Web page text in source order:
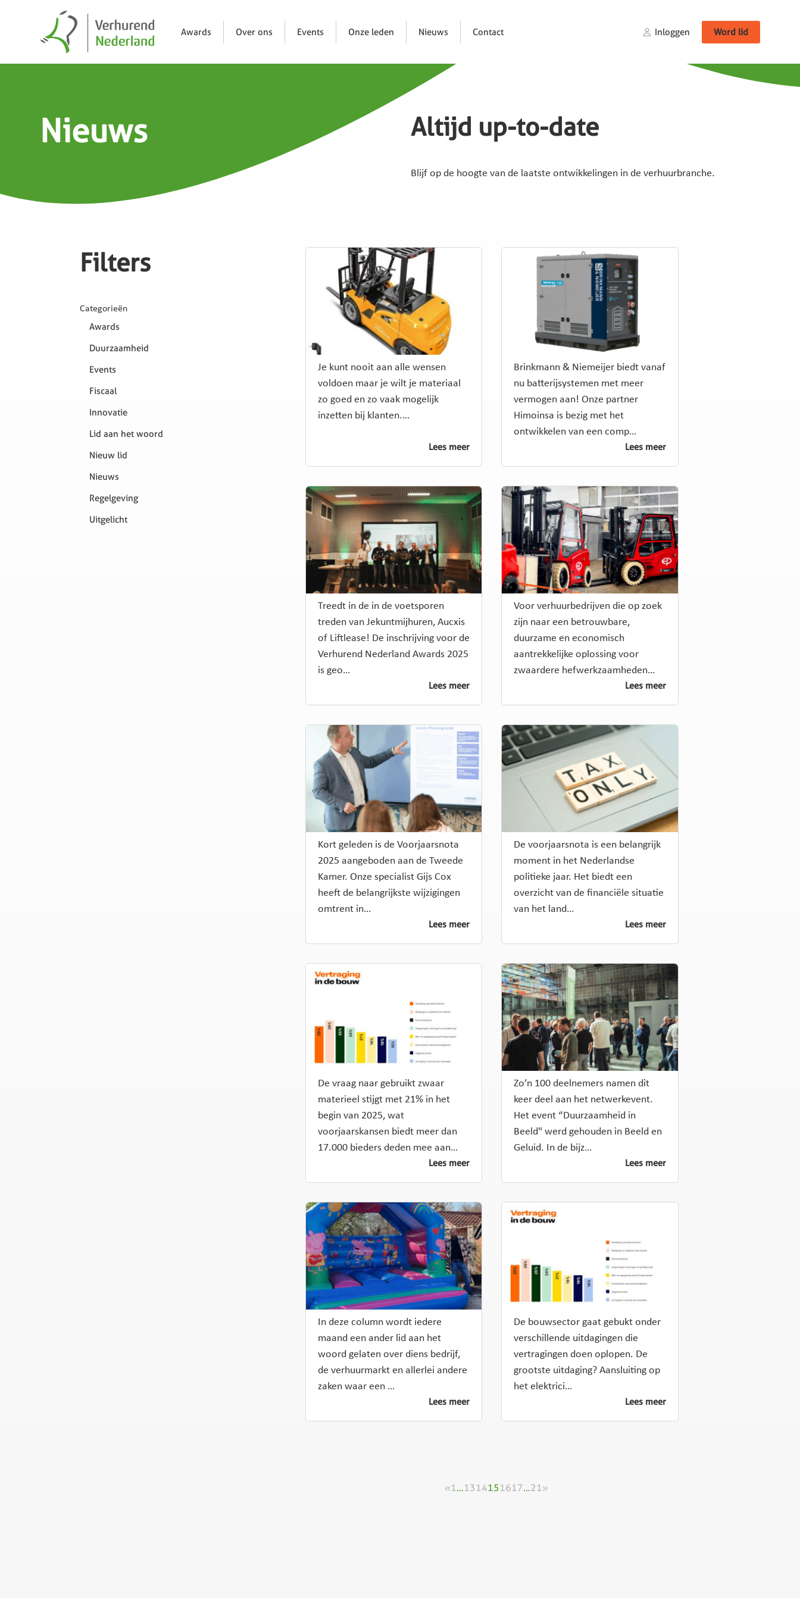
Awards Over ons Events Onze leden Nieuws Contact Inloggen Word lid
Nieuws Altijd up-to-date
Blijf op de hoogte van de laatste ontwikkelingen in de verhuurbranche.
Filters
Categorieën
Awards
Duurzaamheid
Events
Fiscaal
Innovatie
Lid aan het woord
Nieuw lid
Nieuws
Regelgeving
Uitgelicht
Je kunt nooit aan alle wensen
voldoen maar je wilt je materiaal
zo goed en zo vaak mogelijk
inzetten bij klanten.…
Lees meer
Brinkmann & Niemeijer biedt vanaf
nu batterijsystemen met meer
vermogen aan! Onze partner
Himoinsa is bezig met het
ontwikkelen van een comp…
Lees meer
Treedt in de in de voetsporen
treden van Jekuntmijhuren, Aucxis
of Liftlease! De inschrijving voor de
Verhurend Nederland Awards 2025
is geo…
Lees meer
Voor verhuurbedrijven die op zoek
zijn naar een betrouwbare,
duurzame en economisch
aantrekkelijke oplossing voor
zwaardere hefwerkzaamheden…
Lees meer
Kort geleden is de Voorjaarsnota
2025 aangeboden aan de Tweede
Kamer. Onze specialist Gijs Cox
heeft de belangrijkste wijzigingen
omtrent in…
Lees meer
De voorjaarsnota is een belangrijk
moment in het Nederlandse
politieke jaar. Het biedt een
overzicht van de financiële situatie
van het land…
Lees meer
De vraag naar gebruikt zwaar
materieel stijgt met 21% in het
begin van 2025, wat
voorjaarskansen biedt meer dan
17.000 bieders deden mee aan…
Lees meer
Zo’n 100 deelnemers namen dit
keer deel aan het netwerkevent.
Het event “Duurzaamheid in
Beeld" werd gehouden in Beeld en
Geluid. In de bijz…
Lees meer
In deze column wordt iedere
maand een ander lid aan het
woord gelaten over diens bedrijf,
de verhuurmarkt en allerlei andere
zaken waar een …
Lees meer
De bouwsector gaat gebukt onder
verschillende uitdagingen die
vertragingen doen oplopen. De
grootste uitdaging? Aansluiting op
het elektrici…
Lees meer
«1…13 14151617…21»